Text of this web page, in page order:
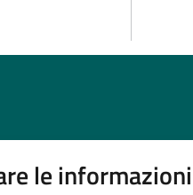
le